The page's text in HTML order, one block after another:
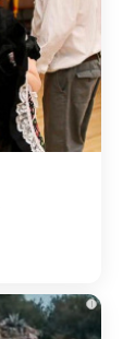
i